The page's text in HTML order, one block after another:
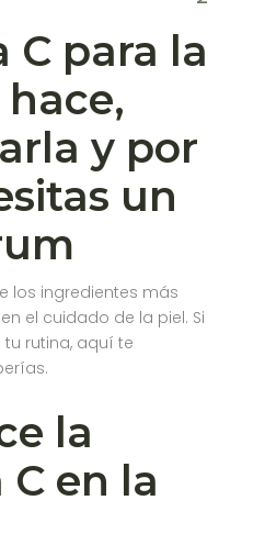
C para la
y por
un
los ingredientes más
el cuidado de la piel. Si
rutina, aquí te
la
en la